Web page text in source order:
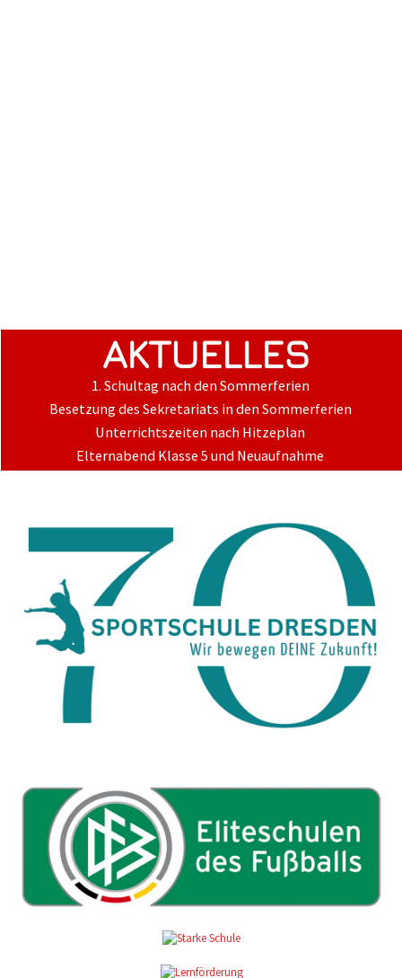
AKTUELLES
1. Schultag nach den Sommerferien
Besetzung des Sekretariats in den Sommerferien
Unterrichtszeiten nach Hitzeplan
Elternabend Klasse 5 und Neuaufnahme